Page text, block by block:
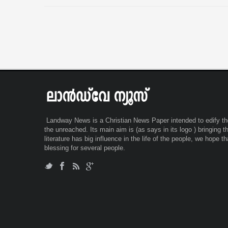
വമ്പന്‍ അന്താരാഷ്ട്ര മയക്കുമരുന്ന് മാഫിയ
Landway News is a Christian News Paper intended to edify
the unreached. Its main aim is (as says in its logo ) bringing
literature has big influence in the life of the people, we hope
blessing for several people.